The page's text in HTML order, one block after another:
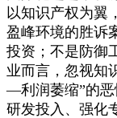
以知识产权为翼
盈峰环境的胜诉
投资；不是防御
业而言，忽视知
—利润萎缩”的恶
研发投入、强化